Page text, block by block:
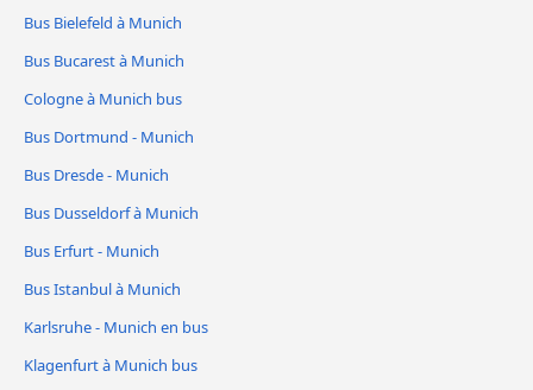
Bus Bielefeld à Munich
Bus Bucarest à Munich
Cologne à Munich bus
Bus Dortmund - Munich
Bus Dresde - Munich
Bus Dusseldorf à Munich
Bus Erfurt - Munich
Bus Istanbul à Munich
Karlsruhe - Munich en bus
Klagenfurt à Munich bus